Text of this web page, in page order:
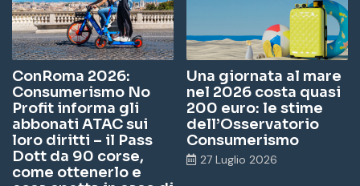
ConRoma 2026:
Consumerismo No
Profit informa gli
abbonati ATAC sui
loro diritti – il Pass
Dott da 90 corse,
come ottenerlo e
Una giornata al mare
nel 2026 costa quasi
200 euro: le stime
dell’Osservatorio
Consumerismo
27 Luglio 2026